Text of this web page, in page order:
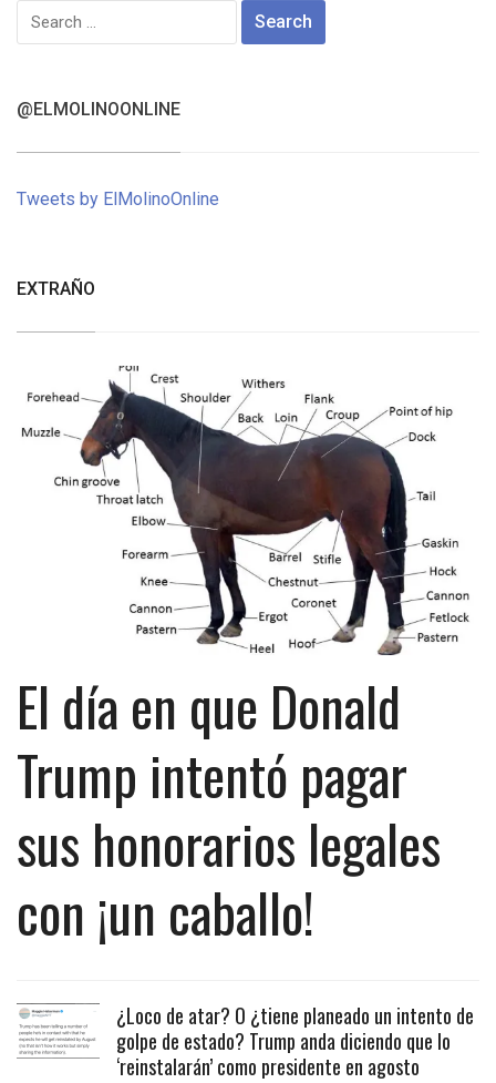
Search
for:
@ELMOLINOONLINE
Tweets by ElMolinoOnline
EXTRAÑO
El día en que Donald
Trump intentó pagar
sus honorarios legales
con ¡un caballo!
¿Loco de atar? O ¿tiene planeado un intento de
golpe de estado? Trump anda diciendo que lo
‘reinstalarán’ como presidente en agosto